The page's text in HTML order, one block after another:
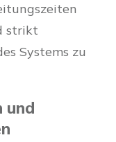
strikt
Systems zu
und